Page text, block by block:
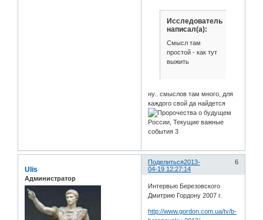
Исследователь
написал(а):
Смысл там
простой - как тут
выжить
ну.. смыслов там много, для
каждого свой да найдется
Поделиться 6
2013-
04-19 12:27:14
Ulis
Администратор
Интервью Березовского
Дмитрию Гордону 2007 г.
http://www.gordon.com.ua/tv/b-